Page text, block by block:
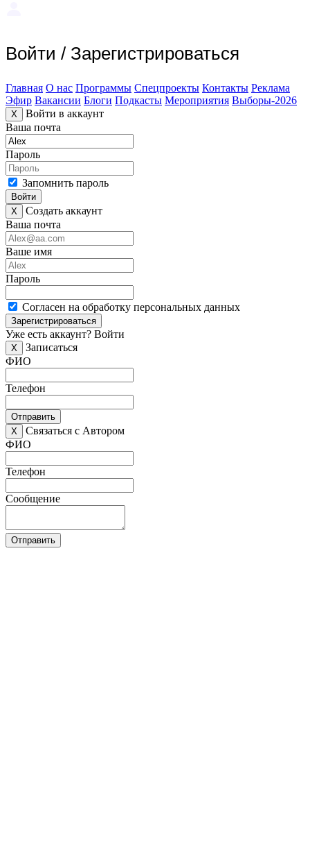
Войти / Зарегистрироваться
Главная О нас Программы Спецпроекты Контакты Реклама
Эфир Вакансии Блоги Подкасты Мероприятия Выборы-2026
X
Войти в аккаунт
Ваша почта
Пароль
Запомнить пароль
Войти
X
Создать аккаунт
Ваша почта
Ваше имя
Пароль
Согласен на обработку персональных данных
Зарегистрироваться
Уже есть аккаунт? Войти
X
Записаться
ФИО
Телефон
Отправить
X
Связаться с Автором
ФИО
Телефон
Сообщение
Отправить